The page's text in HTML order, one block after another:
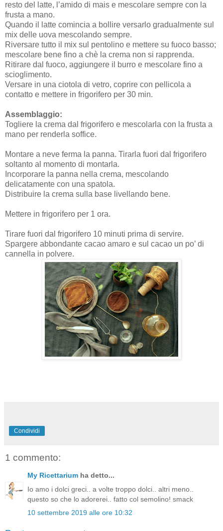
resto del latte, l’amido di mais e mescolare sempre con la
frusta a mano.
Quando il latte comincia a bollire versarlo gradualmente sul
mix delle uova mescolando sempre.
Riversare tutto il mix sul pentolino e mettere su fuoco basso;
mescolare bene fino a chè la crema non si rapprenda.
Ritirare dal fuoco, aggiungere il burro e mescolare fino a
scioglimento.
Versare in una ciotola di vetro, coprire con pellicola a
contatto e mettere in frigorifero per 30 min.
Assemblaggio:
Togliere la crema dal frigorifero e mescolarla con la frusta a
mano per renderla soffice.
Montare a neve ferma la panna. Tirarla fuori dal frigorifero
soltanto al momento di montarla.
Incorporare la panna nella crema, mescolando
delicatamente con una spatola.
Distribuire la crema sulla base livellando bene.
Mettere in frigorifero per 1 ora.
Tirare fuori dal frigorifero 10 minuti prima di servire.
Spargere abbondante cacao amaro e sul cacao un po’ di
cannella in polvere.
Condividi
1 commento:
My Ricettarium ha detto...
Io amo i dolci greci.. a volte troppo dolci.. altri meno..
questo so che lo adorerei.. fatto col semolino! smack
10 settembre 2019 alle ore 10:32